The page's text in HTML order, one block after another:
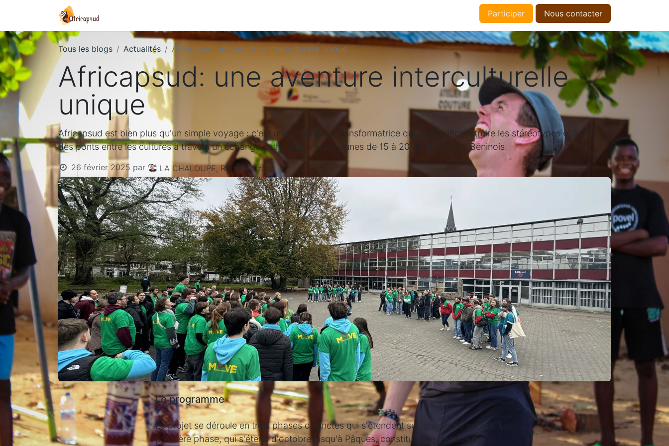
Participer Nous​​​​ contacter​​
Tous les blogs Actualités Africapsud: une aventure interculturelle unique
Africapsud: une aventure interculturelle
unique
Africapsud est bien plus qu'un simple voyage : c'est une expérience transformatrice qui vise à déconstruire les stéréotypes et à créer
des ponts entre les cultures à travers un échange authentique entre jeunes de 15 à 20 ans Belges et Béninois.
26 février 2025 par LA CHALOUPE, Romain Izzard
Le programme
Le projet se déroule en trois phases distinctes qui s'étendent sur une année entière. La
première phase, qui s'étend d'octobre jusqu'à Pâques, constitue une période de